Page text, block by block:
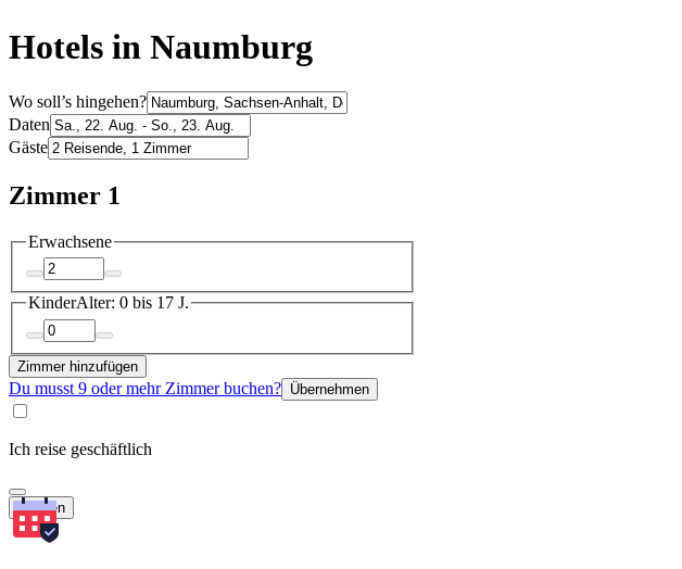
Hotels in Naumburg
Wo soll’s hingehen?
Daten
Gäste
Zimmer 1
Erwachsene
KinderAlter: 0 bis 17 J.
Zimmer hinzufügen
Du musst 9 oder mehr Zimmer buchen? Übernehmen
Ich reise geschäftlich
Suchen